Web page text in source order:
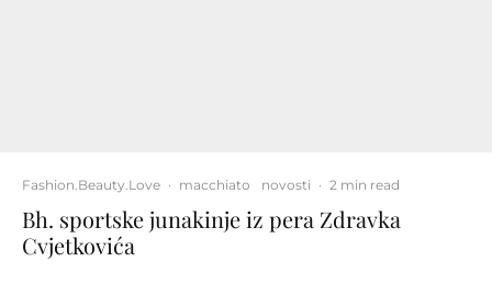
Fashion.Beauty.Love · macchiato novosti · 2 min read
Bh. sportske junakinje iz pera Zdravka
Cvjetkovića